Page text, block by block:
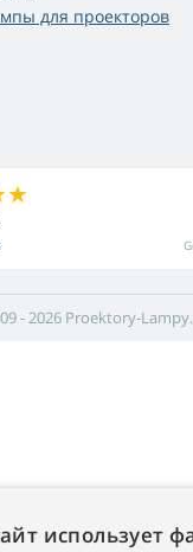
для проекторов
- 2026 Proektory-
использует